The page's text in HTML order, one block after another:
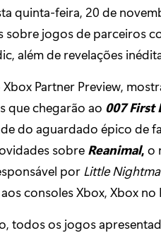
quinta-feira, 20 de
sobre jogos de parceiros
além de revelações
Xbox Partner Preview,
que chegarão ao 007 First
do aguardado épico de
sobre Reanimal, o
por Little
consoles Xbox, Xbox no
todos os jogos